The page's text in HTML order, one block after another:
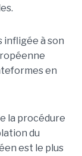
infligée à son
en
la procédure
du
est le plus